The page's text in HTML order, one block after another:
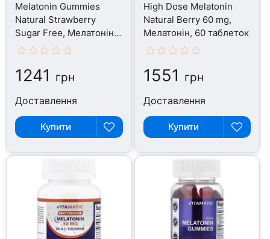
Melatonin Gummies
Natural Strawberry
Sugar Free, Мелатонін,
60 таблеток
1241 грн
Доставлення
Купити
High Dose Melatonin
Natural Berry 60 mg,
Мелатонін, 60 таблеток
1551 грн
Доставлення
Купити